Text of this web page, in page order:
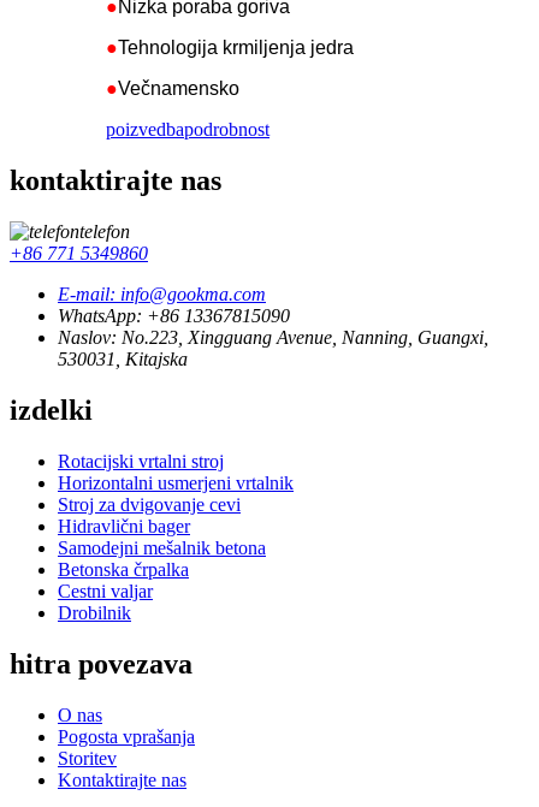
●Nizka poraba goriva
●Tehnologija krmiljenja jedra
●Večnamensko
poizvedbapodrobnost
kontaktirajte nas
telefon
+86 771 5349860
E-mail: info@gookma.com
WhatsApp: +86 13367815090
Naslov: No.223, Xingguang Avenue, Nanning, Guangxi,
530031, Kitajska
izdelki
Rotacijski vrtalni stroj
Horizontalni usmerjeni vrtalnik
Stroj za dvigovanje cevi
Hidravlični bager
Samodejni mešalnik betona
Betonska črpalka
Cestni valjar
Drobilnik
hitra povezava
O nas
Pogosta vprašanja
Storitev
Kontaktirajte nas